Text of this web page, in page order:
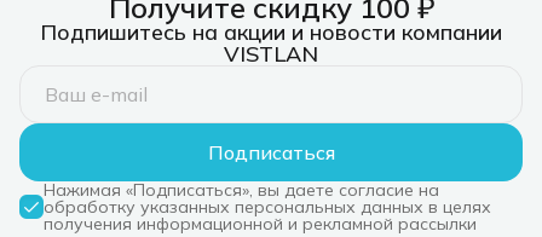
Получите скидку 100 ₽
Подпишитесь на акции и новости компании
VISTLAN
Подписаться
Нажимая «Подписаться», вы даете согласие на
обработку указанных персональных данных в целях
получения информационной и рекламной рассылки